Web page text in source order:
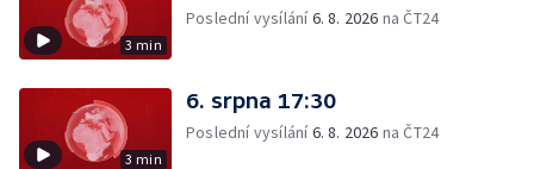
3 min
Poslední vysílání6. 8. 2026 na ČT24
3 min
6. srpna 17:30
Poslední vysílání6. 8. 2026 na ČT24